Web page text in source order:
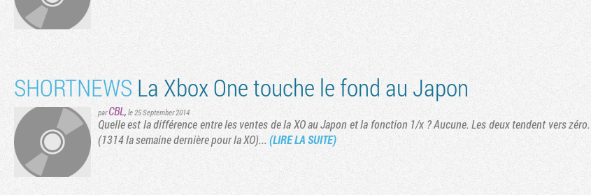
SHORTNEWS La Xbox One touche le fond au Japon
parCBL, le 25 September 2014
Quelle est la différence entre les ventes de la XO au Japon et la fonction 1/x ? Aucune. Les deux tendent vers zéro.
(1314 la semaine dernière pour la XO)...(LIRE LA SUITE)